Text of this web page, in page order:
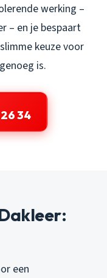
werking –
– en je bespaart
keuze voor
is.
34
een